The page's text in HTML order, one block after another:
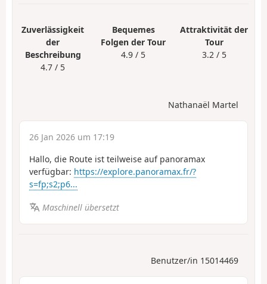
Zuverlässigkeit
der
Beschreibung
4.7 / 5
Bequemes
Folgen der Tour
4.9 / 5
Attraktivität der
Tour
3.2 / 5
Nathanaël Martel
26 Jan 2026 um 17:19
Hallo, die Route ist teilweise auf panoramax
verfügbar: https://explore.panoramax.fr/?
s=fp;s2;p6...
Maschinell übersetzt
Benutzer/in 15014469